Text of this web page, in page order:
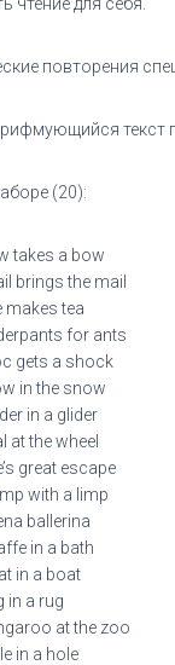
повторения
текст
(20):
takes a bow
brings the mail
makes tea
for ants
gets a shock
in the snow
in a glider
at the wheel
great escape
with a limp
ballerina
in a bath
in a boat
in a rug
at the zoo
in a hole